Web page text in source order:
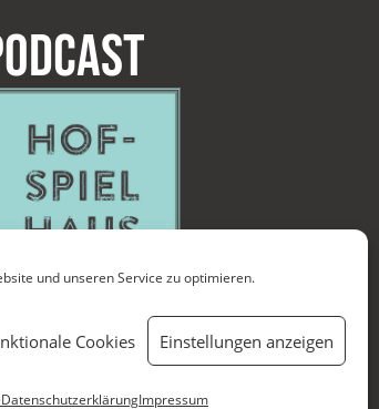
und unseren Service zu optimieren.
Cookies Einstellungen anzeigen
DatenschutzerklärungImpressum